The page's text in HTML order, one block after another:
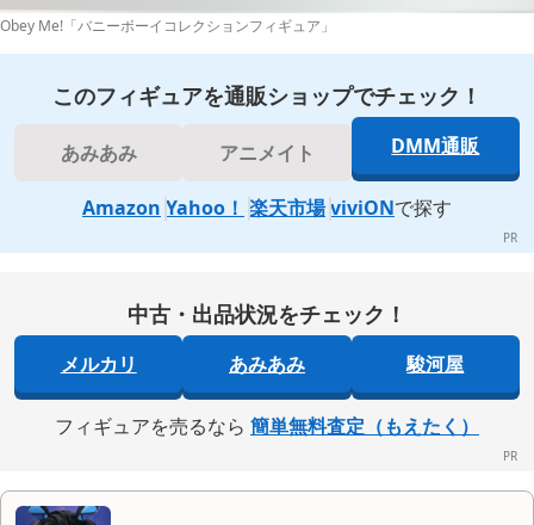
Obey Me!「バニーボーイコレクションフィギュア」
このフィギュアを通販ショップでチェック！
あみあみ アニメイト DMM通販
Amazon Yahoo！ 楽天市場 viviONで探す
中古・出品状況をチェック！
メルカリ あみあみ 駿河屋
フィギュアを売るなら 簡単無料査定（もえたく）